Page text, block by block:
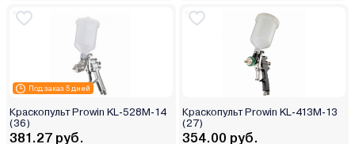
Под заказ 5 дней
Краскопульт Prowin KL-528M-14
(36)
381.27 руб.
Краскопульт Prowin KL-413M-13
(27)
354.00 руб.